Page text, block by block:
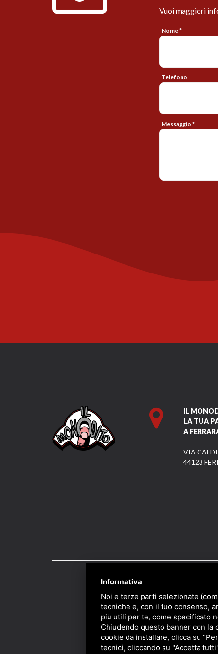
Vuoi maggiori
Nome *
Telefono
Messaggio *
IL
LA TUA
A
VIA
44123
Informativa
Noi e terze parti selezionate
tecniche e, con il tuo consenso,
più utili per te, come specificato
Chiudendo questo banner con la
cookie da installare, clicca su
tecnici, cliccando su "Accetta